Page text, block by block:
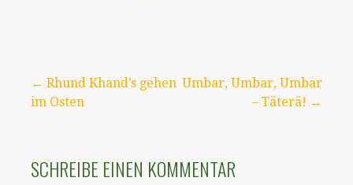
Beitragsnavigation
← Rhund Khand’s gehen
im Osten
Umbar, Umbar, Umbar
– Täterä! →
SCHREIBE EINEN KOMMENTAR